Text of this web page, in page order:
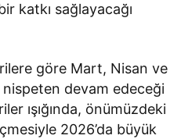
katkı sağlayacağı
göre Mart, Nisan ve
nispeten devam edeceği
ışığında, önümüzdeki
2026’da büyük